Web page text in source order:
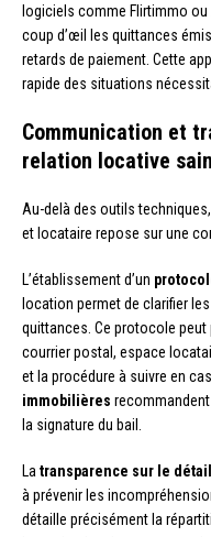
logiciels comme Flirtimmo
coup d’œil les quittances
retards de paiement. Cette
rapide des situations
Communication et
relation locative
Au-delà des outils
et locataire repose sur une
L’établissement d’un
location permet de clarifier
quittances. Ce protocole peut
courrier postal, espace
et la procédure à suivre en
immobilières
la signature du bail.
La transparence sur le
à prévenir les
détaille précisément la